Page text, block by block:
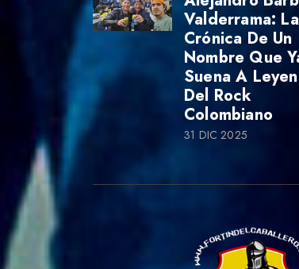
Valderrama: La
Crónica De Un
Nombre Que
Suena A
Del Rock
Colombiano
31 DIC 2025